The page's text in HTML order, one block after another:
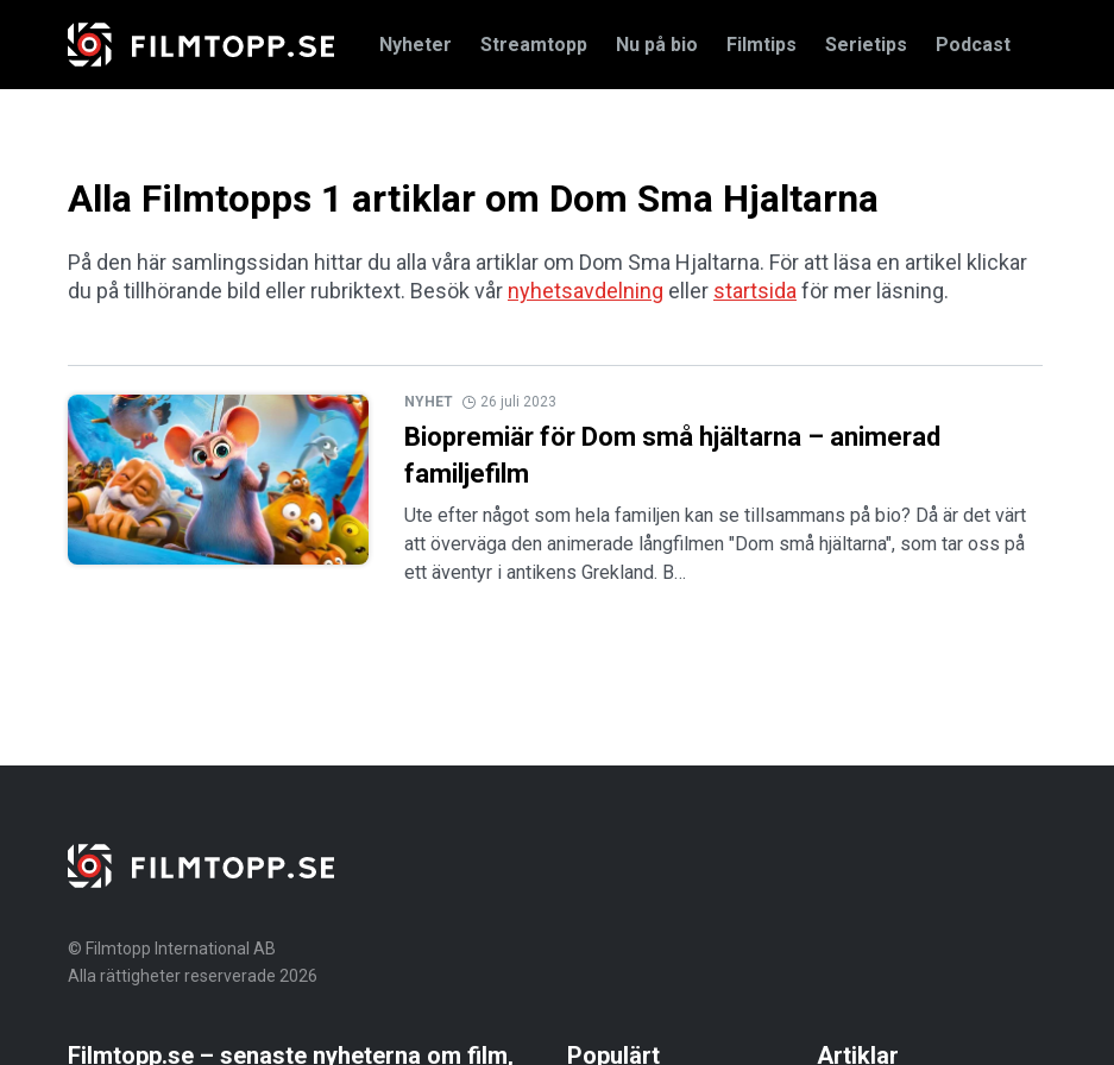
Nyheter Streamtopp Nu på bio Filmtips Serietips Podcast
Alla Filmtopps 1 artiklar om Dom Sma Hjaltarna
På den här samlingssidan hittar du alla våra artiklar om Dom Sma Hjaltarna. För att läsa en artikel klickar
du på tillhörande bild eller rubriktext. Besök vår nyhetsavdelning eller startsida för mer läsning.
NYHET 26 juli 2023
Biopremiär för Dom små hjältarna – animerad
familjefilm
Ute efter något som hela familjen kan se tillsammans på bio? Då är det värt
att överväga den animerade långfilmen "Dom små hjältarna", som tar oss på
ett äventyr i antikens Grekland. B…
© Filmtopp International AB
Alla rättigheter reserverade 2026
Filmtopp.se – senaste nyheterna om film, Populärt Artiklar